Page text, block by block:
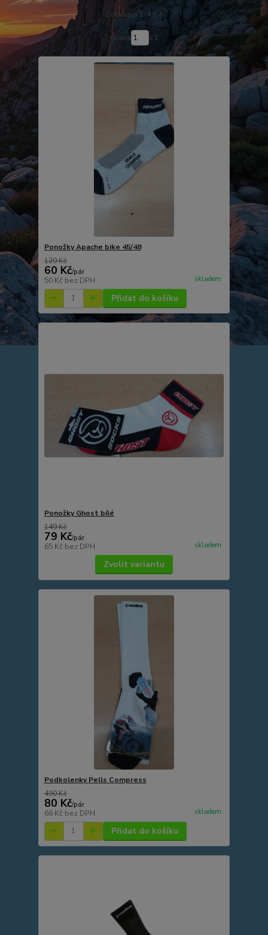
Zobrazuji 1-4 z 4
strana z 1
Ponožky Apache bike 45/48
120 Kč
60 Kč/pár
50 Kč bez DPH skladem
Přidat do košíku
Ponožky Ghost bílé
149 Kč
79 Kč/pár
65 Kč bez DPH skladem
Zvolit variantu
Podkolenky Pells Compress
490 Kč
80 Kč/pár
66 Kč bez DPH skladem
Přidat do košíku